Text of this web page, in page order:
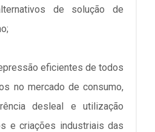
de solução de
eficientes de todos
no mercado de consumo,
desleal e utilização
e criações industriais das